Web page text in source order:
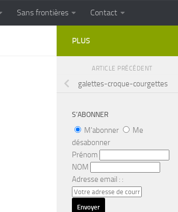
Cuisine populaire des terroirs
Sans frontières Contact
PLUS
ARTICLE PRÉCÉDENT
galettes-croque-courgettes
S’ABONNER
M'abonner
Me
désabonner
Prénom
NOM
Adresse email : :